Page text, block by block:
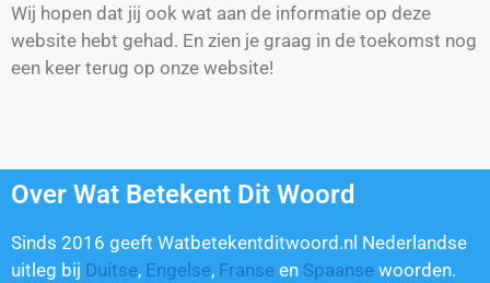
Wij hopen dat jij ook wat aan de informatie op deze
website hebt gehad. En zien je graag in de toekomst nog
een keer terug op onze website!
Over Wat Betekent Dit Woord
Sinds 2016 geeft Watbetekentditwoord.nl Nederlandse
uitleg bij Duitse, Engelse, Franse en Spaanse woorden.